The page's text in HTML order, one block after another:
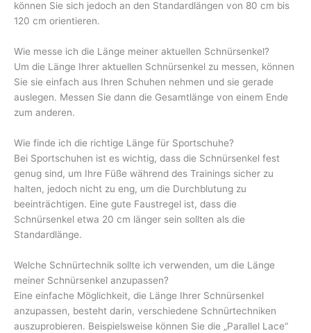
können Sie sich jedoch an den Standardlängen von 80 cm bis
120 cm orientieren.
Wie messe ich die Länge meiner aktuellen Schnürsenkel?
Um die Länge Ihrer aktuellen Schnürsenkel zu messen, können
Sie sie einfach aus Ihren Schuhen nehmen und sie gerade
auslegen. Messen Sie dann die Gesamtlänge von einem Ende
zum anderen.
Wie finde ich die richtige Länge für Sportschuhe?
Bei Sportschuhen ist es wichtig, dass die Schnürsenkel fest
genug sind, um Ihre Füße während des Trainings sicher zu
halten, jedoch nicht zu eng, um die Durchblutung zu
beeinträchtigen. Eine gute Faustregel ist, dass die
Schnürsenkel etwa 20 cm länger sein sollten als die
Standardlänge.
Welche Schnürtechnik sollte ich verwenden, um die Länge
meiner Schnürsenkel anzupassen?
Eine einfache Möglichkeit, die Länge Ihrer Schnürsenkel
anzupassen, besteht darin, verschiedene Schnürtechniken
auszuprobieren. Beispielsweise können Sie die „Parallel Lace“